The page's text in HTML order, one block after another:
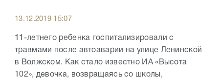
13.12.2019 15:07
11-летнего ребенка госпитализировали с
травмами после автоаварии на улице Ленинской
в Волжском. Как стало известно ИА «Высота
102», девочка, возвращаясь со школы,